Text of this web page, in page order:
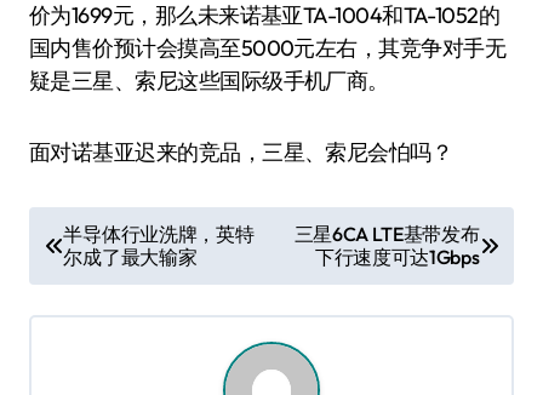
价为1699元，那么未来诺基亚TA-1004和TA-1052的
国内售价预计会摸高至5000元左右，其竞争对手无
疑是三星、索尼这些国际级手机厂商。
面对诺基亚迟来的竞品，三星、索尼会怕吗？
章
导
半导体行业洗牌，英特
尔成了最大输家
三星6CA LTE基带发布
下行速度可达1Gbps